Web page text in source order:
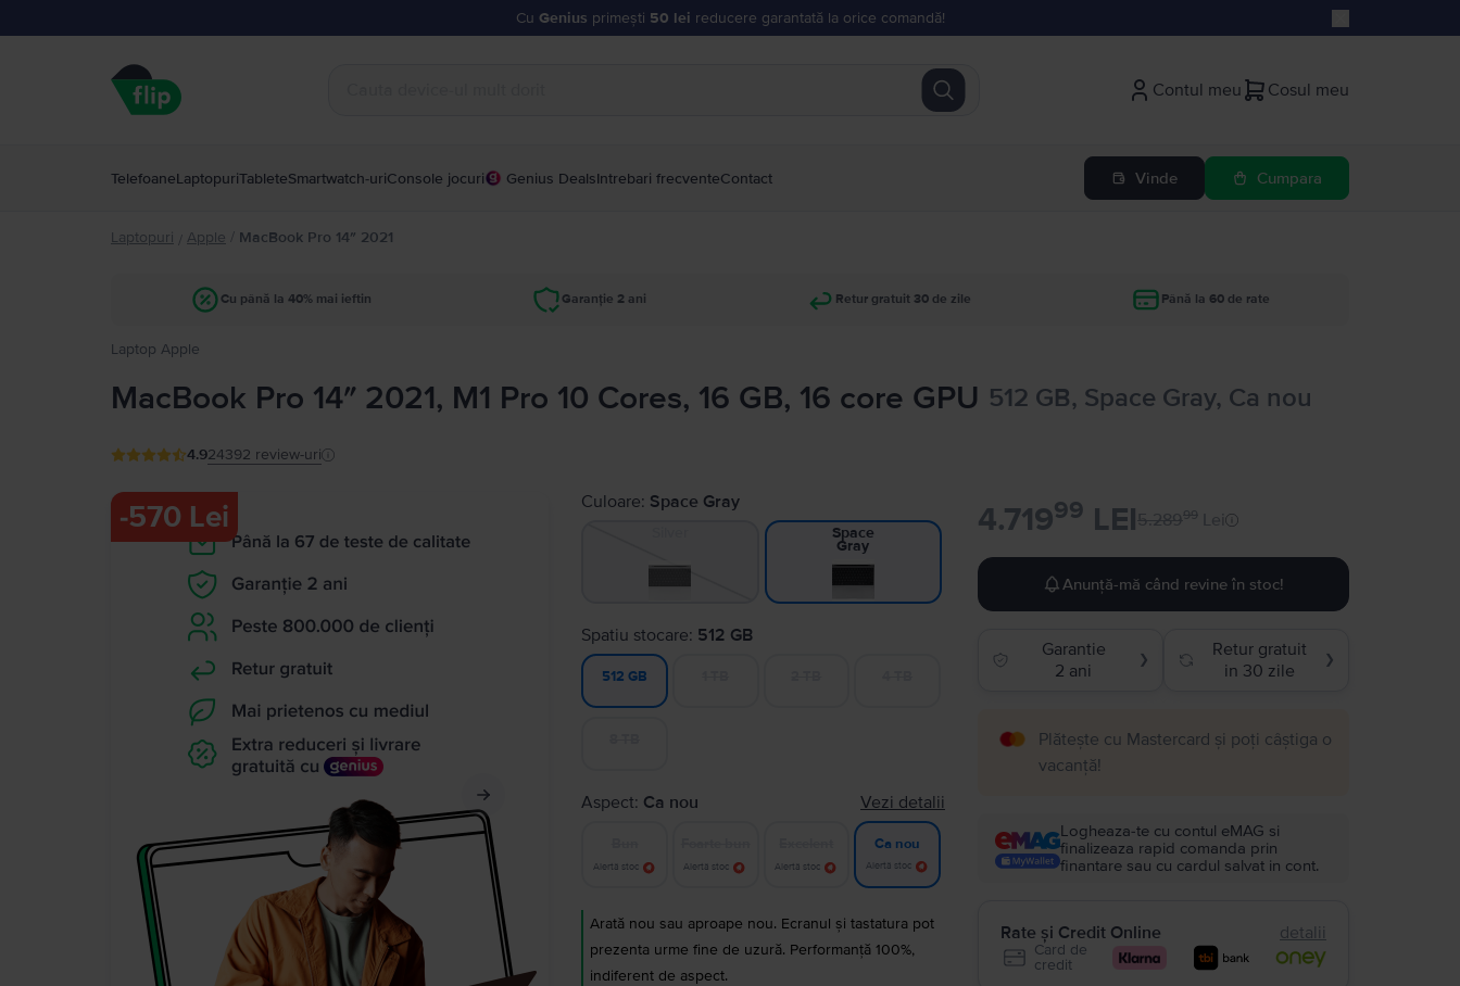
Cu Genius primești 50 lei reducere garantată la orice comandă!
Contul meu Cosul meu
TelefoaneLaptopuriTableteSmartwatch-uriConsole jocuri Genius DealsIntrebari frecventeContact Vinde Cumpara
Laptopuri / Apple / MacBook Pro 14″ 2021
Cu până la 40% mai ieftin Garanție 2 ani Retur gratuit 30 de zile Până la 60 de rate
Laptop Apple
MacBook Pro 14″ 2021, M1 Pro 10 Cores, 16 GB, 16 core GPU 512 GB, Space Gray, Ca nou
4.924392 review-uri
-570 Lei Culoare: Space Gray
Space
Gray
Spatiu stocare: 512 GB
512 GB
Aspect: Ca nou Vezi detalii
Alertă stoc Alertă stoc Alertă stoc
Ca nou
Alertă stoc
Arată nou sau aproape nou. Ecranul și tastatura pot
prezenta urme fine de uzură. Performanță 100%,
indiferent de aspect.
4.71999 LEI5.28999 Lei
Anunță-mă când revine în stoc!
Garantie
2 ani
❯
Retur gratuit
in 30 zile
❯
Plătește cu Mastercard și poți câștiga o
vacanță!
Logheaza-te cu contul eMAG si
finalizeaza rapid comanda prin
finantare sau cu cardul salvat in cont.
Rate și Credit Online detalii
Card de
credit